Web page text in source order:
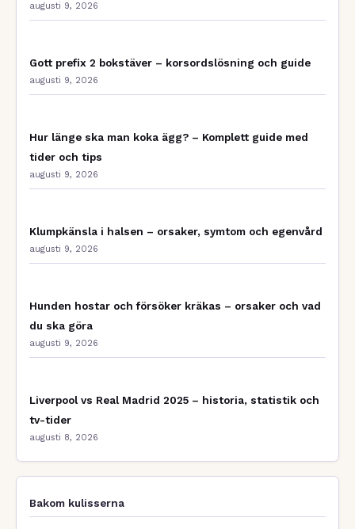
augusti 9, 2026
Gott prefix 2 bokstäver – korsordslösning och guide
augusti 9, 2026
Hur länge ska man koka ägg? – Komplett guide med
tider och tips
augusti 9, 2026
Klumpkänsla i halsen – orsaker, symtom och egenvård
augusti 9, 2026
Hunden hostar och försöker kräkas – orsaker och vad
du ska göra
augusti 9, 2026
Liverpool vs Real Madrid 2025 – historia, statistik och
tv-tider
augusti 8, 2026
Bakom kulisserna